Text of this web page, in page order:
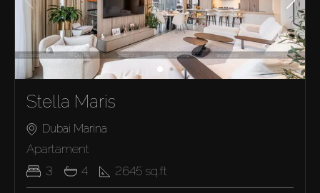
Stella Maris
Dubai Marina
Apartament
3
4 2645 sq.ft